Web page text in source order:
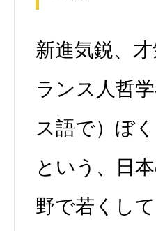
新進気鋭、
ランス人哲
ス語で）ぼ
という、日
野で若くし